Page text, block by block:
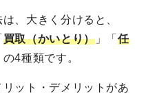
、大きく分けると、
買取（かいとり）」「任
の4種類です。
ット・デメリットがあ